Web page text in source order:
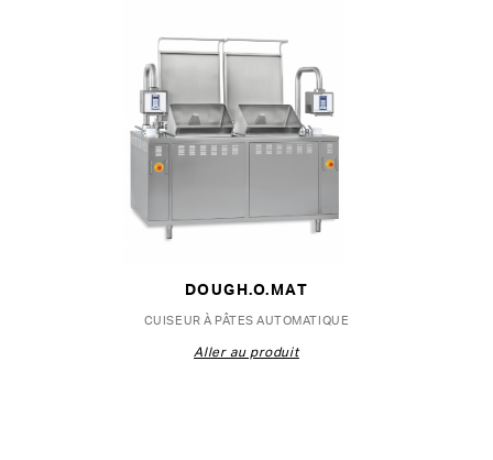
DOUGH.O.MAT
CUISEUR À PÂTES AUTOMATIQUE
Aller au produit